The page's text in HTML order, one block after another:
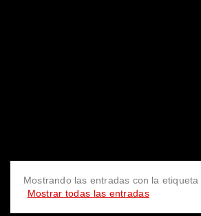
Mostrando las entradas con la etiqueta
Mostrar todas las entradas